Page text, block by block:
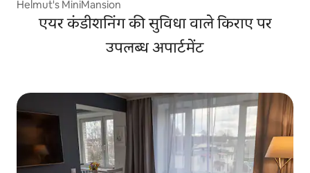
Helmut's MiniMansion
एयर कंडीशनिंग की सुविधा वाले किराए पर
उपलब्ध अपार्टमेंट